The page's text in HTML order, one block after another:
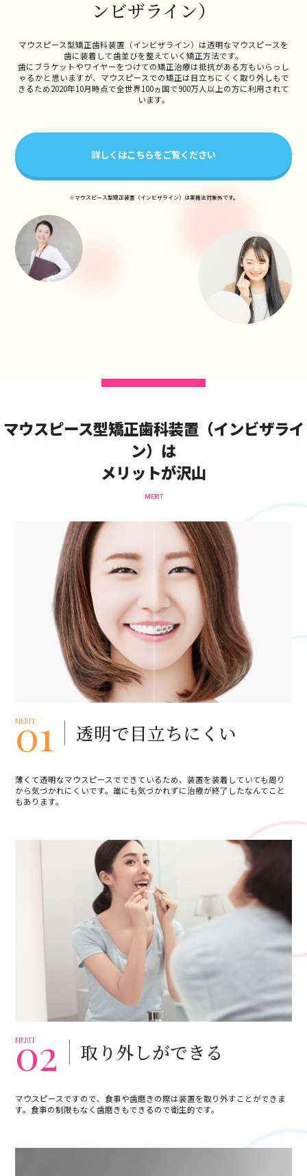
ンビザライン）
マウスピース型矯正歯科装置（インビザライン）は透明なマウスピースを
歯に装着して歯並びを整えていく矯正方法です。
歯にブラケットやワイヤーをつけての矯正治療は抵抗がある方もいらっし
ゃるかと思いますが、 マウスピースでの矯正は目立ちにくく取り外しもで
きるため2020年10月時点で全世界100ヵ国で900万人以上の方に利用されて
います。
詳しくはこちらをご覧ください
※マウスピース型矯正装置（インビザライン）は薬機法対象外です。
マウスピース型矯正歯科装置（インビザライ
ン）は
メリットが沢山
MERIT
MERIT
01 透明で目立ちにくい
薄くて透明なマウスピースでできているため、装置を装着していても周り
から気づかれにくいです。誰にも気づかれずに治療が終了したなんてこと
もあります。
MERIT
02 取り外しができる
マウスピースですので、食事や歯磨きの際は装置を取り外すことができま
す。食事の制限もなく歯磨きもできるので衛生的です。